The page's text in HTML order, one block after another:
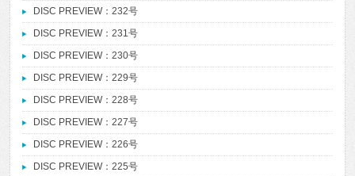
DISC PREVIEW：232号
DISC PREVIEW：231号
DISC PREVIEW：230号
DISC PREVIEW：229号
DISC PREVIEW：228号
DISC PREVIEW：227号
DISC PREVIEW：226号
DISC PREVIEW：225号